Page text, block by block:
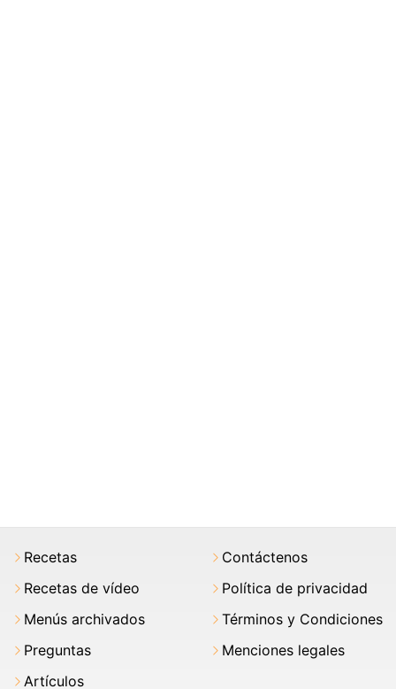
Recetas
Recetas de vídeo
Menús archivados
Preguntas
Artículos
Contáctenos
Política de privacidad
Términos y Condiciones
Menciones legales